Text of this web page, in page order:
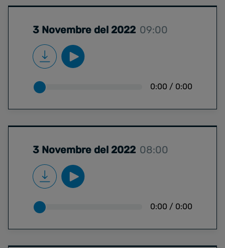
3 Novembre del 2022 09:00
0:00 / 0:00
3 Novembre del 2022 08:00
0:00 / 0:00